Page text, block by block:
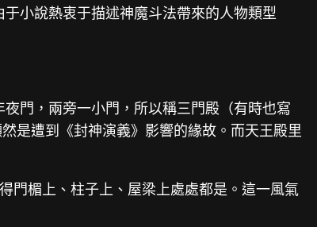
小說熱衷于描述神魔斗法帶來的人物類型
門，兩旁一小門，所以稱三門殿（有時也寫
是遭到《封神演義》影響的緣故。而天王殿里
門楣上、柱子上、屋梁上處處都是。這一風氣